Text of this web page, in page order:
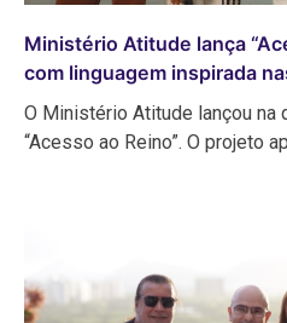
Ministério Atitude lança
com linguagem inspirada
O Ministério Atitude lançou na
“Acesso ao Reino”. O projeto